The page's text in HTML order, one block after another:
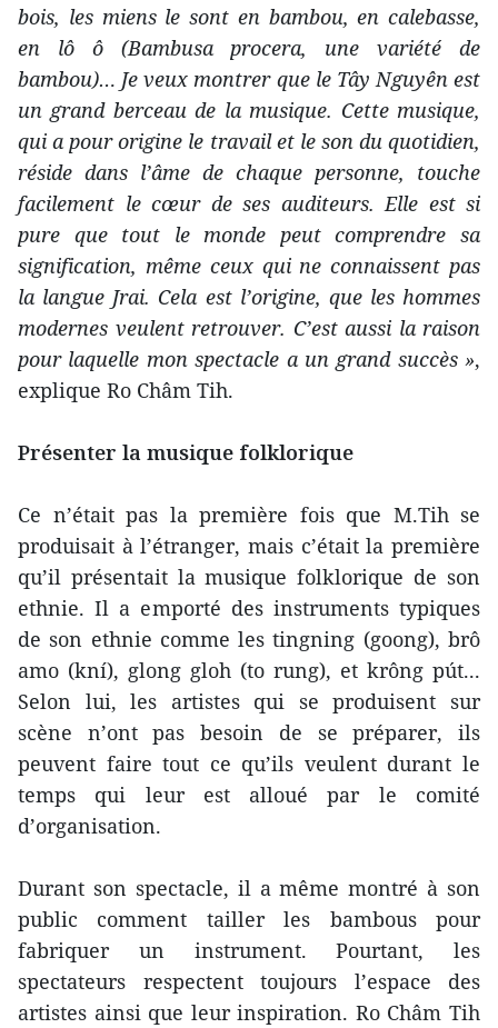
bois, les miens le sont en bambou, en calebasse,
en lô ô (Bambusa procera, une variété de
bambou)… Je veux montrer que le Tây Nguyên est
un grand berceau de la musique. Cette musique,
qui a pour origine le travail et le son du quotidien,
réside dans l’âme de chaque personne, touche
facilement le cœur de ses auditeurs. Elle est si
pure que tout le monde peut comprendre sa
signification, même ceux qui ne connaissent pas
la langue Jrai. Cela est l’origine, que les hommes
modernes veulent retrouver. C’est aussi la raison
pour laquelle mon spectacle a un grand succès »,
explique Ro Châm Tih.
Présenter la musique folklorique
Ce n’était pas la première fois que M.Tih se
produisait à l’étranger, mais c’était la première
qu’il présentait la musique folklorique de son
ethnie. Il a emporté des instruments typiques
de son ethnie comme les tingning (goong), brô
amo (kní), glong gloh (to rung), et krông pút...
Selon lui, les artistes qui se produisent sur
scène n’ont pas besoin de se préparer, ils
peuvent faire tout ce qu’ils veulent durant le
temps qui leur est alloué par le comité
d’organisation.
Durant son spectacle, il a même montré à son
public comment tailler les bambous pour
fabriquer un instrument. Pourtant, les
spectateurs respectent toujours l’espace des
artistes ainsi que leur inspiration. Ro Châm Tih